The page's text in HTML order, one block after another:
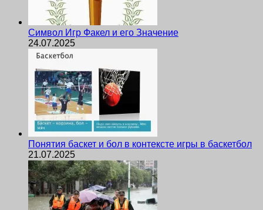
Символ Игр Факел и его Значение
24.07.2025
Понятия баскет и бол в контексте игры в баскетбол
21.07.2025